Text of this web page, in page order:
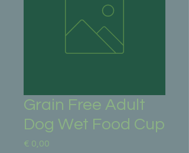
Grain Free Adult
Dog Wet Food Cup
€ 0,00